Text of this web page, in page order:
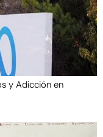
y Adicción en